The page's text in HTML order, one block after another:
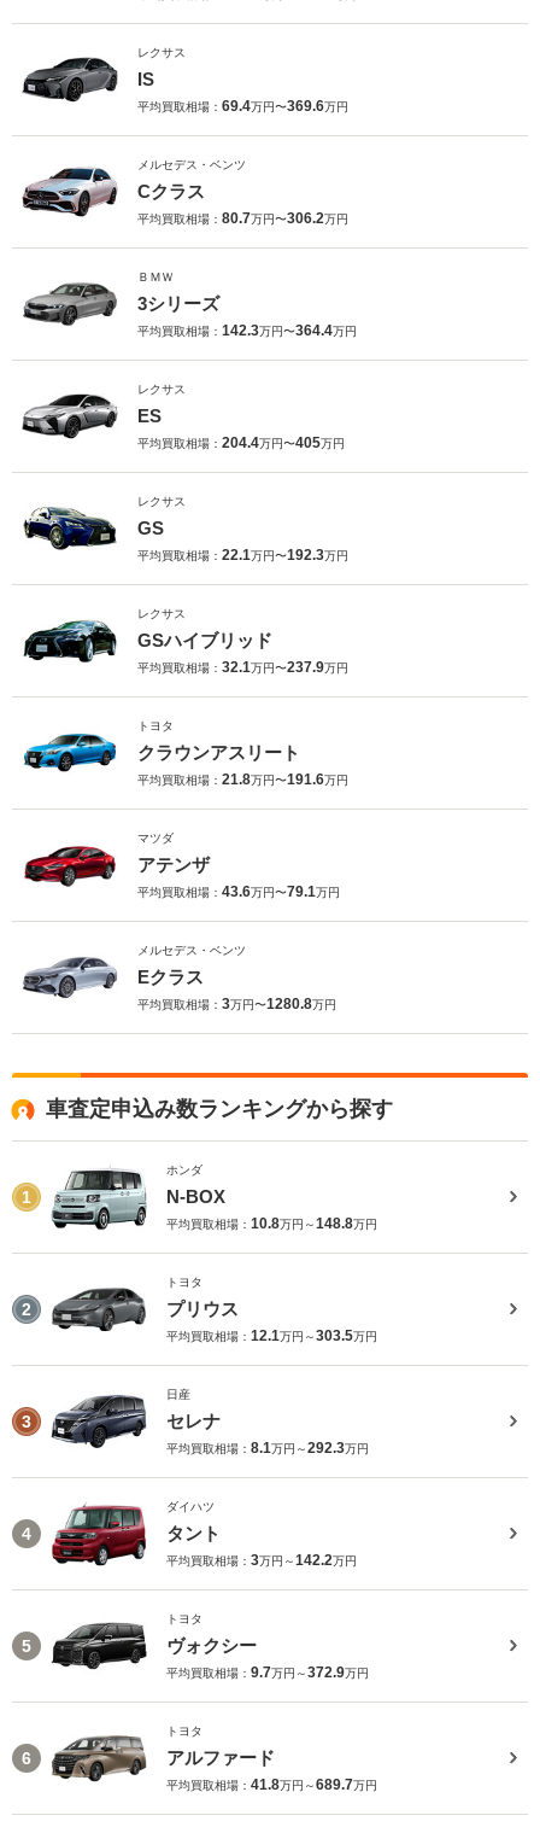
レクサス
IS
平均買取相場： 69.4万円〜369.6万円
メルセデス・ベンツ
Cクラス
平均買取相場： 80.7万円〜306.2万円
ＢＭＷ
3シリーズ
平均買取相場： 142.3万円〜364.4万円
レクサス
ES
平均買取相場： 204.4万円〜405万円
レクサス
GS
平均買取相場： 22.1万円〜192.3万円
レクサス
GSハイブリッド
平均買取相場： 32.1万円〜237.9万円
トヨタ
クラウンアスリート
平均買取相場： 21.8万円〜191.6万円
マツダ
アテンザ
平均買取相場： 43.6万円〜79.1万円
メルセデス・ベンツ
Eクラス
平均買取相場： 3万円〜1280.8万円
車査定申込み数ランキングから探す
1
ホンダ
N-BOX
平均買取相場： 10.8万円～148.8万円
2
トヨタ
プリウス
平均買取相場： 12.1万円～303.5万円
3
日産
セレナ
平均買取相場： 8.1万円～292.3万円
4
ダイハツ
タント
平均買取相場： 3万円～142.2万円
5
トヨタ
ヴォクシー
平均買取相場： 9.7万円～372.9万円
6
トヨタ
アルファード
平均買取相場： 41.8万円～689.7万円